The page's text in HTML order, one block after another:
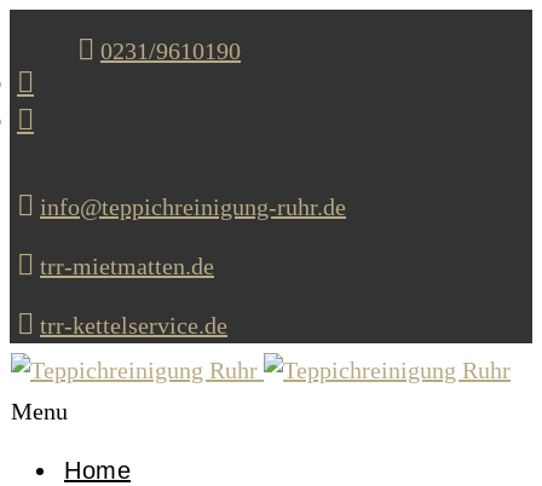
0231/9610190
info@teppichreinigung-ruhr.de
trr-mietmatten.de
trr-kettelservice.de
Menu
Home